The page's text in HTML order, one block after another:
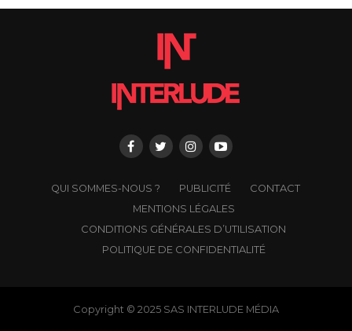
QUI SOMMES-NOUS ? PUBLICITÉ
CONTACT
MENTIONS LÉGALES
CONDITIONS GÉNÉRALES D’UTILISATION
POLITIQUE DE CONFIDENTIALITÉ
Copyright © 2025 SAS INTERLUDE MÉDIA